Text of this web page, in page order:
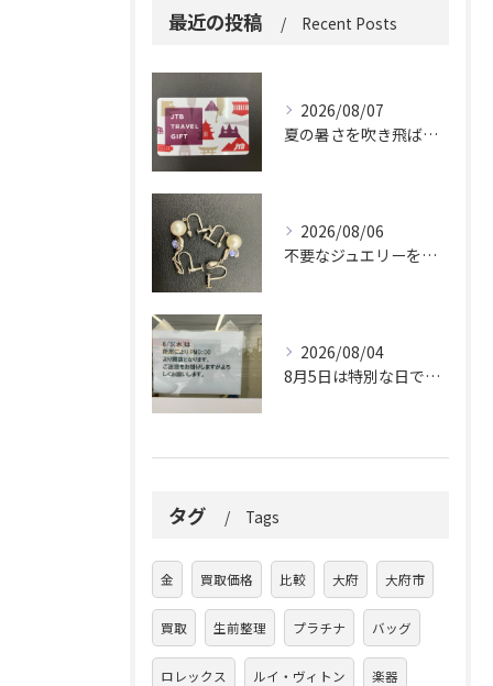
最近の投稿 Recent Posts
2026/08/07
夏の暑さを吹き飛ばしに来てください。
2026/08/06
不要なジュエリーを眠らせていませんか？
2026/08/04
8月5日は特別な日です。
タグ Tags
金 買取価格 比較 大府 大府市
買取 生前整理 プラチナ バッグ
ロレックス ルイ・ヴィトン 楽器